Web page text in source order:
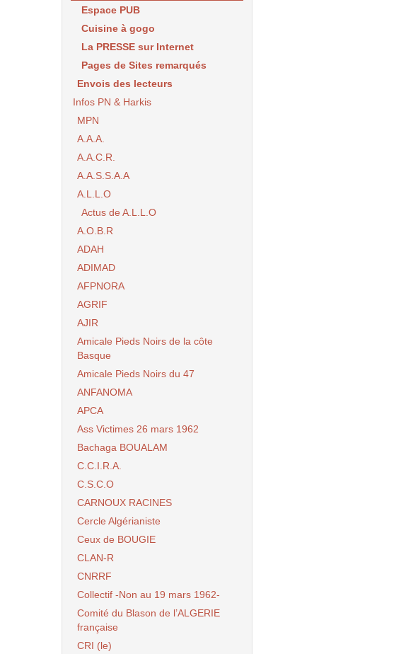
Espace PUB
Cuisine à gogo
La PRESSE sur Internet
Pages de Sites remarqués
Envois des lecteurs
Infos PN & Harkis
MPN
A.A.A.
A.A.C.R.
A.A.S.S.A.A
A.L.L.O
Actus de A.L.L.O
A.O.B.R
ADAH
ADIMAD
AFPNORA
AGRIF
AJIR
Amicale Pieds Noirs de la côte
Basque
Amicale Pieds Noirs du 47
ANFANOMA
APCA
Ass Victimes 26 mars 1962
Bachaga BOUALAM
C.C.I.R.A.
C.S.C.O
CARNOUX RACINES
Cercle Algérianiste
Ceux de BOUGIE
CLAN-R
CNRRF
Collectif -Non au 19 mars 1962-
Comité du Blason de l’ALGERIE
française
CRI (le)